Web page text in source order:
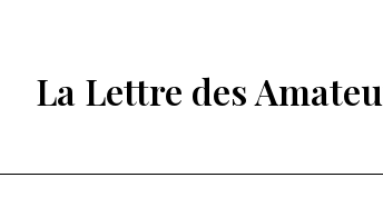
La Lettre des